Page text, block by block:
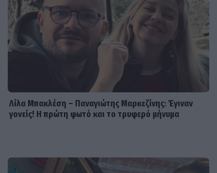
Λίλα Μπακλέση – Παναγιώτης Μαρκεζίνης: Έγιναν
γονείς! Η πρώτη φωτό και το τρυφερό μήνυμα